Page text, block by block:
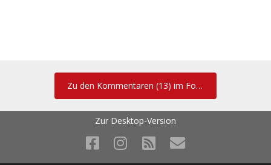
NoMan schrieb:
Teilen der Fall) und ich, wie bei der Hose, mit dem Geld
Zu den Kommentaren (13) im Forum
Zur Desktop-Version